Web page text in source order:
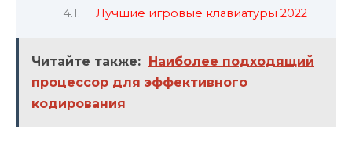
Лучшие игровые клавиатуры 2022
Читайте также:
Наиболее подходящий
процессор для эффективного
кодирования